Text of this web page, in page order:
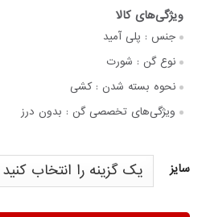
جنس : پلی آمید
نوع گن : شورت
نحوه بسته شدن : کشی
ویژگی‌های تخصصی گن : بدون درز
سایز